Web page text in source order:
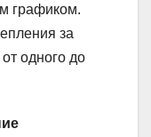
графиком.
за
одного до